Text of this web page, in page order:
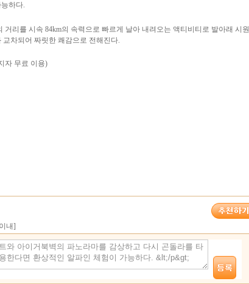
하다.
거리를 시속 84km의 속력으로 빠르게 날아 내려오는 액티비티로 발아래 시원
차되어 짜릿한 쾌감으로 전해진다.
자 무료 이용)
내]